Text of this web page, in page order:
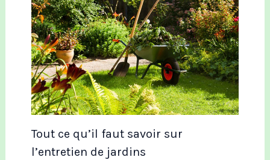
Tout ce qu’il faut savoir sur
l’entretien de jardins